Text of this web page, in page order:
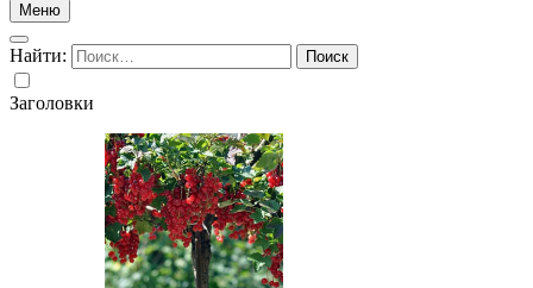
Меню
Найти:
Заголовки